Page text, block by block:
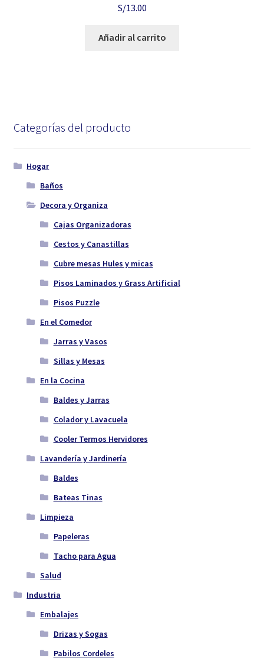
S/13.00
Añadir al carrito
Categorías del producto
Hogar
Baños
Decora y Organiza
Cajas Organizadoras
Cestos y Canastillas
Cubre mesas Hules y micas
Pisos Laminados y Grass Artificial
Pisos Puzzle
En el Comedor
Jarras y Vasos
Sillas y Mesas
En la Cocina
Baldes y Jarras
Colador y Lavacuela
Cooler Termos Hervidores
Lavandería y Jardinería
Baldes
Bateas Tinas
Limpieza
Papeleras
Tacho para Agua
Salud
Industria
Embalajes
Drizas y Sogas
Pabilos Cordeles